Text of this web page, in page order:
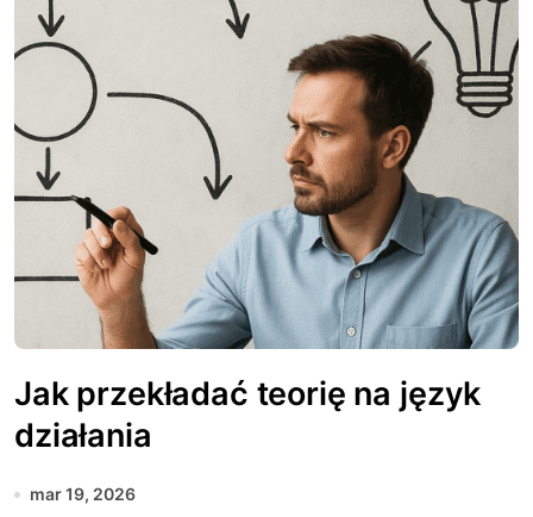
Jak przekładać teorię na język
działania
mar 19, 2026